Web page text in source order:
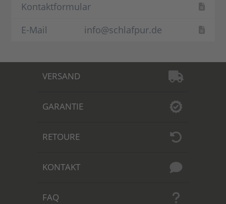
Kontaktformular
E-Mail
info@schlafpur.de
VERSAND
GARANTIE
RETOURE
KONTAKT
FAQ